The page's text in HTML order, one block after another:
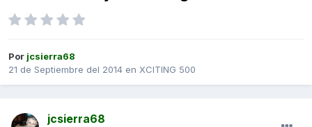
Por jcsierra68
21 de Septiembre del 2014 en XCITING 500
jcsierra68